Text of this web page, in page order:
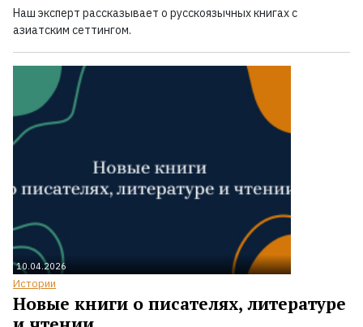
Наш эксперт рассказывает о русскоязычных книгах с
азиатским сеттингом.
10.04.2026
Истории
Новые книги о писателях, литературе